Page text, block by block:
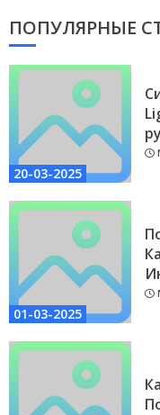
ПОПУЛЯРНЫЕ
20-03-2025
01-03-2025